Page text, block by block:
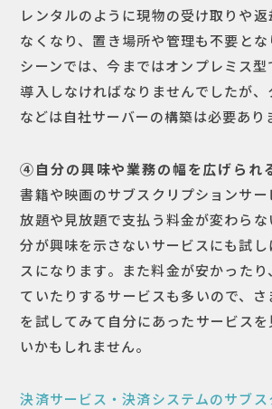
レンタルのように現物の受け取りや
なくなり、置き場所や管理も不要と
シーンでは、今まではオンプレミス
導入しなければなりませんでしたが
などは自社サーバーの構築は必要あり
④自分の興味や業務の幅を広げられ
書籍や映画のサブスクリプションサ
放題や見放題で支払う料金が変わら
分が興味を示さないサービスにも試
スになります。また料金が安かった
ていたりするサービスも多いので、
を試してみて自分にあったサービス
いかもしれません。
決済サービス・決済システムのサブス